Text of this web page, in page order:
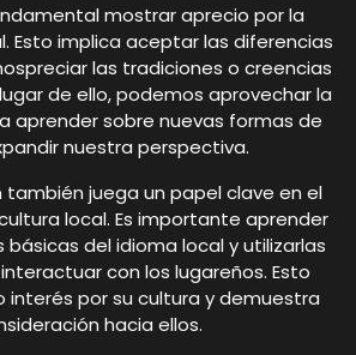
mostrar aprecio por la
Esto implica aceptar las diferencias
las tradiciones o creencias
de ello, podemos aprovechar la
aprender sobre nuevas formas de
nuestra perspectiva.
también juega un papel clave en el
local. Es importante aprender
básicas del idioma local y utilizarlas
con los lugareños. Esto
interés por su cultura y demuestra
hacia ellos.